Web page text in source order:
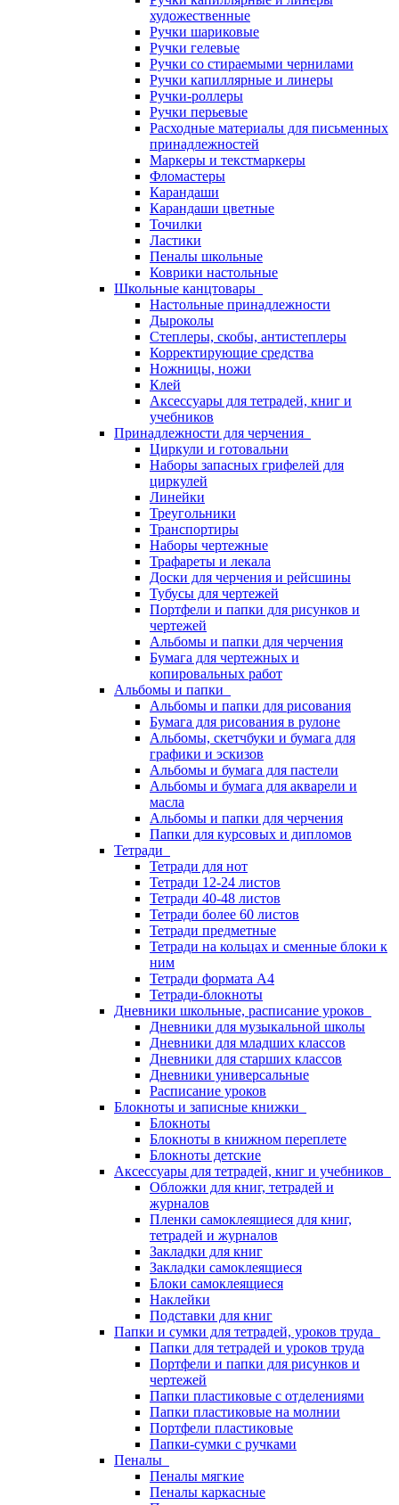
художественные
Ручки шариковые
Ручки гелевые
Ручки со стираемыми чернилами
Ручки капиллярные и линеры
Ручки-роллеры
Ручки перьевые
Расходные материалы для письменных
принадлежностей
Маркеры и текстмаркеры
Фломастеры
Карандаши
Карандаши цветные
Точилки
Ластики
Пеналы школьные
Коврики настольные
Школьные канцтовары
Настольные принадлежности
Дыроколы
Степлеры, скобы, антистеплеры
Корректирующие средства
Ножницы, ножи
Клей
Аксессуары для тетрадей, книг и
учебников
Принадлежности для черчения
Циркули и готовальни
Наборы запасных грифелей для
циркулей
Линейки
Треугольники
Транспортиры
Наборы чертежные
Трафареты и лекала
Доски для черчения и рейсшины
Тубусы для чертежей
Портфели и папки для рисунков и
чертежей
Альбомы и папки для черчения
Бумага для чертежных и
копировальных работ
Альбомы и папки
Альбомы и папки для рисования
Бумага для рисования в рулоне
Альбомы, скетчбуки и бумага для
графики и эскизов
Альбомы и бумага для пастели
Альбомы и бумага для акварели и
масла
Альбомы и папки для черчения
Папки для курсовых и дипломов
Тетради
Тетради для нот
Тетради 12-24 листов
Тетради 40-48 листов
Тетради более 60 листов
Тетради предметные
Тетради на кольцах и сменные блоки к
ним
Тетради формата А4
Тетради-блокноты
Дневники школьные, расписание уроков
Дневники для музыкальной школы
Дневники для младших классов
Дневники для старших классов
Дневники универсальные
Расписание уроков
Блокноты и записные книжки
Блокноты
Блокноты в книжном переплете
Блокноты детские
Аксессуары для тетрадей, книг и учебников
Обложки для книг, тетрадей и
журналов
Пленки самоклеящиеся для книг,
тетрадей и журналов
Закладки для книг
Закладки самоклеящиеся
Блоки самоклеящиеся
Наклейки
Подставки для книг
Папки и сумки для тетрадей, уроков труда
Папки для тетрадей и уроков труда
Портфели и папки для рисунков и
чертежей
Папки пластиковые с отделениями
Папки пластиковые на молнии
Портфели пластиковые
Папки-сумки с ручками
Пеналы
Пеналы мягкие
Пеналы каркасные